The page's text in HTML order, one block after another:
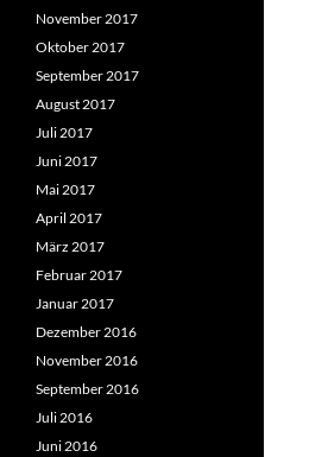
November 2017
Oktober 2017
September 2017
August 2017
Juli 2017
Juni 2017
Mai 2017
April 2017
März 2017
Februar 2017
Januar 2017
Dezember 2016
November 2016
September 2016
Juli 2016
Juni 2016